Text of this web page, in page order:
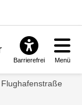
Barrierefrei Menü